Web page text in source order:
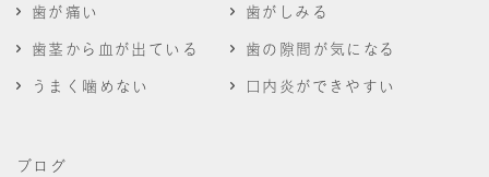
歯が痛い
歯がしみる
歯茎から血が出ている
歯の隙間が気になる
うまく噛めない
口内炎ができやすい
ブログ